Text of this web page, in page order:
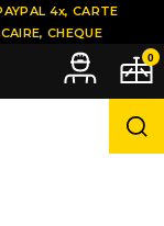
4x, CARTE
CHEQUE
0